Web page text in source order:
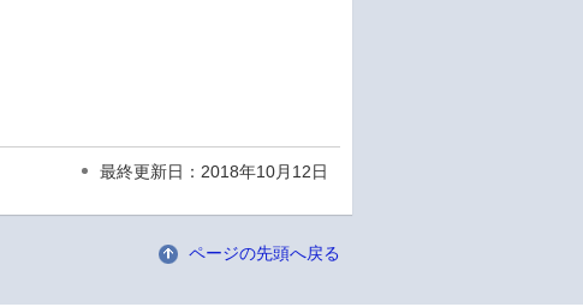
最終更新日：2018年10月12日
ページの先頭へ戻る